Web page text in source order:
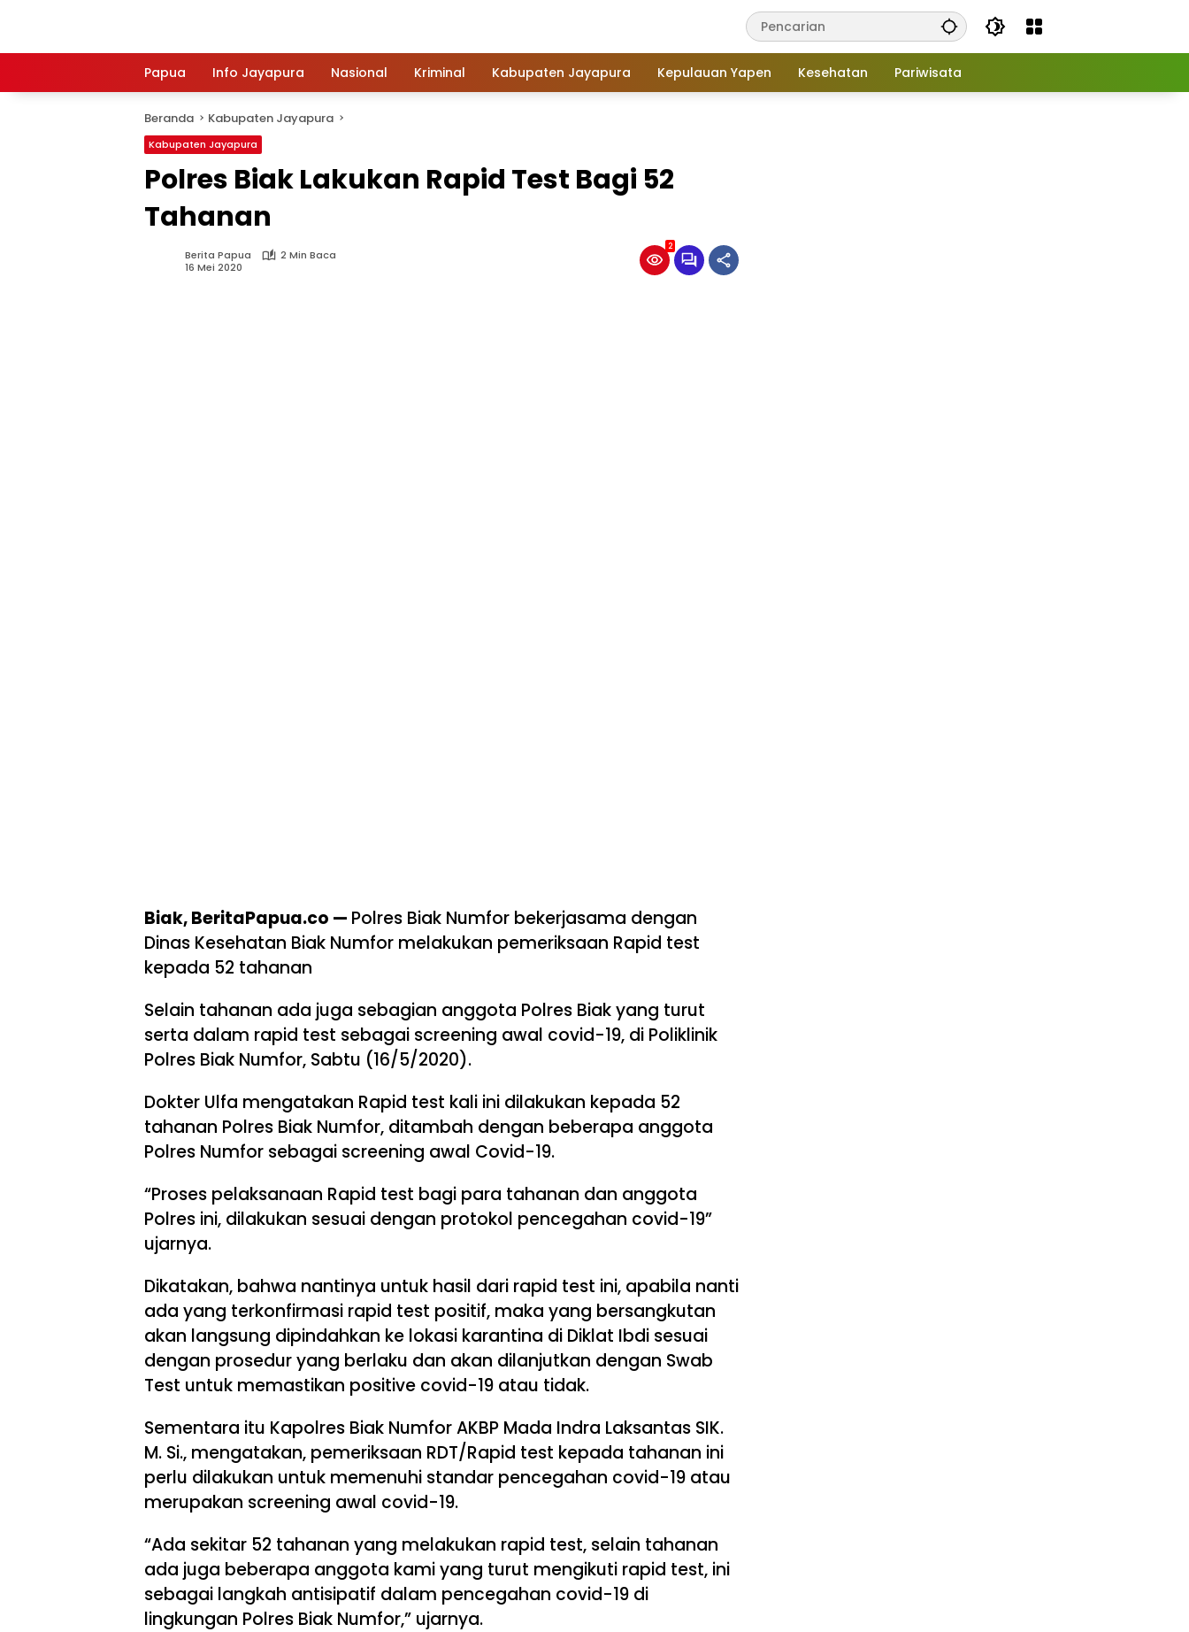
Papua
Info Jayapura Nasional Kriminal Kabupaten Jayapura Kepulauan Yapen Kesehatan Pariwisata
Beranda Kabupaten Jayapura
Kabupaten Jayapura
Polres Biak Lakukan Rapid Test Bagi 52
Tahanan
Berita Papua
2 Min Baca
16 Mei 2020
2
Biak, BeritaPapua.co — Polres Biak Numfor bekerjasama dengan
Dinas Kesehatan Biak Numfor melakukan pemeriksaan Rapid test
kepada 52 tahanan
Selain tahanan ada juga sebagian anggota Polres Biak yang turut
serta dalam rapid test sebagai screening awal covid-19, di Poliklinik
Polres Biak Numfor, Sabtu (16/5/2020).
Dokter Ulfa mengatakan Rapid test kali ini dilakukan kepada 52
tahanan Polres Biak Numfor, ditambah dengan beberapa anggota
Polres Numfor sebagai screening awal Covid-19.
“Proses pelaksanaan Rapid test bagi para tahanan dan anggota
Polres ini, dilakukan sesuai dengan protokol pencegahan covid-19”
ujarnya.
Dikatakan, bahwa nantinya untuk hasil dari rapid test ini, apabila nanti
ada yang terkonfirmasi rapid test positif, maka yang bersangkutan
akan langsung dipindahkan ke lokasi karantina di Diklat Ibdi sesuai
dengan prosedur yang berlaku dan akan dilanjutkan dengan Swab
Test untuk memastikan positive covid-19 atau tidak.
Sementara itu Kapolres Biak Numfor AKBP Mada Indra Laksantas SIK.
M. Si., mengatakan, pemeriksaan RDT/Rapid test kepada tahanan ini
perlu dilakukan untuk memenuhi standar pencegahan covid-19 atau
merupakan screening awal covid-19.
“Ada sekitar 52 tahanan yang melakukan rapid test, selain tahanan
ada juga beberapa anggota kami yang turut mengikuti rapid test, ini
sebagai langkah antisipatif dalam pencegahan covid-19 di
lingkungan Polres Biak Numfor,” ujarnya.